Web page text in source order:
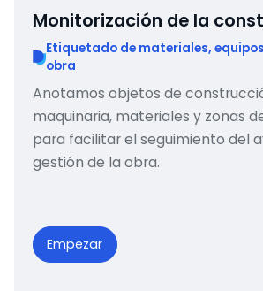
Monitorización de la
Etiquetado de materiales,
obra
Anotamos objetos de
maquinaria, materiales y zonas
para facilitar el seguimiento del
gestión de la obra.
Empezar